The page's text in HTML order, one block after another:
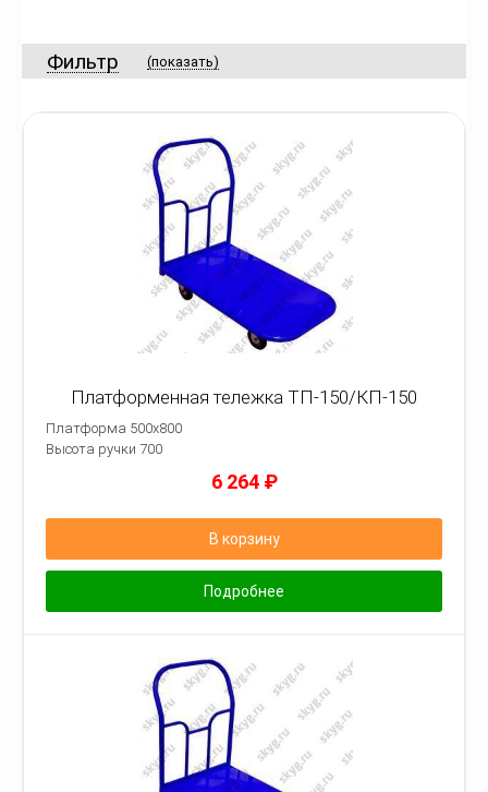
Фильтр (показать)
Платформенная тележка ТП-150/КП-150
Платформа 500х800
Высота ручки 700
6 264 ₽
В корзину
Подробнее